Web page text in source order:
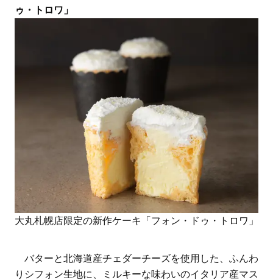
ゥ・トロワ」
大丸札幌店限定の新作ケーキ「フォン・ドゥ・トロワ」
バターと北海道産チェダーチーズを使用した、ふんわ
りシフォン生地に、ミルキーな味わいのイタリア産マス